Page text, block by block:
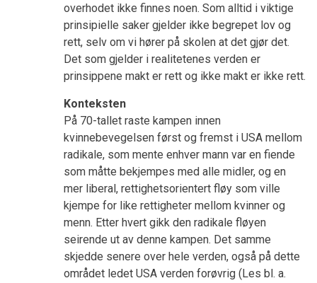
overhodet ikke finnes noen. Som alltid i viktige
prinsipielle saker gjelder ikke begrepet lov og
rett, selv om vi hører på skolen at det gjør det.
Det som gjelder i realitetenes verden er
prinsippene makt er rett og ikke makt er ikke rett.
Konteksten
På 70-tallet raste kampen innen
kvinnebevegelsen først og fremst i USA mellom
radikale, som mente enhver mann var en fiende
som måtte bekjempes med alle midler, og en
mer liberal, rettighetsorientert fløy som ville
kjempe for like rettigheter mellom kvinner og
menn. Etter hvert gikk den radikale fløyen
seirende ut av denne kampen. Det samme
skjedde senere over hele verden, også på dette
området ledet USA verden forøvrig (Les bl. a.